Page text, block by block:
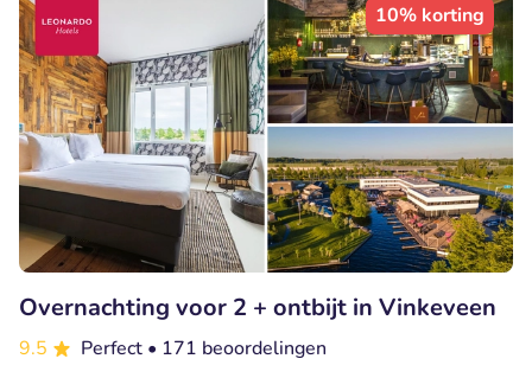
10% korting
Overnachting voor 2 + ontbijt in Vinkeveen
9.5 Perfect • 171 beoordelingen